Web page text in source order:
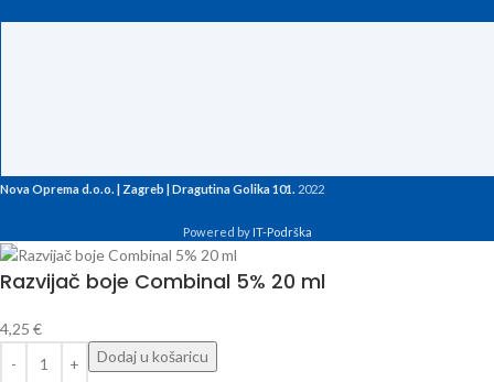
Nova Oprema d.o.o. | Zagreb | Dragutina Golika 101. 2022
Powered byIT-Podrška
Razvijač boje Combinal 5% 20 ml
4,25 €
Dodaj u košaricu